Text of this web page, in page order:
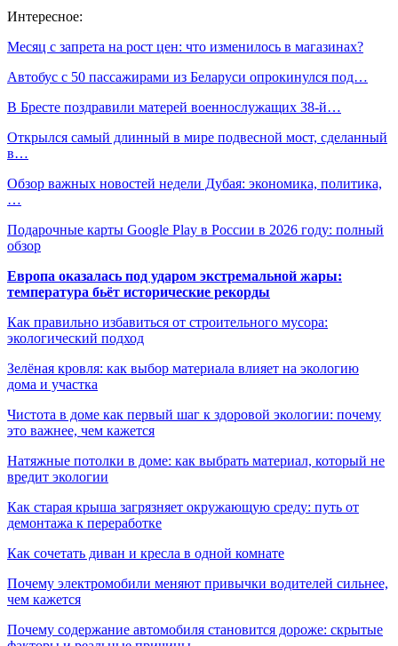
Интересное:
Месяц с запрета на рост цен: что изменилось в магазинах?
Автобус с 50 пассажирами из Беларуси опрокинулся под…
В Бресте поздравили матерей военнослужащих 38-й…
Открылся самый длинный в мире подвесной мост, сделанный
в…
Обзор важных новостей недели Дубая: экономика, политика,
…
Подарочные карты Google Play в России в 2026 году: полный
обзор
Европа оказалась под ударом экстремальной жары:
температура бьёт исторические рекорды
Как правильно избавиться от строительного мусора:
экологический подход
Зелёная кровля: как выбор материала влияет на экологию
дома и участка
Чистота в доме как первый шаг к здоровой экологии: почему
это важнее, чем кажется
Натяжные потолки в доме: как выбрать материал, который не
вредит экологии
Как старая крыша загрязняет окружающую среду: путь от
демонтажа к переработке
Как сочетать диван и кресла в одной комнате
Почему электромобили меняют привычки водителей сильнее,
чем кажется
Почему содержание автомобиля становится дороже: скрытые